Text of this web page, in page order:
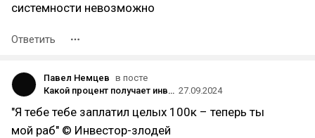
системности невозможно
Ответить
Павел Немцев в посте
Какой процент получает инвестор? 27.09.2024
"Я тебе тебе заплатил целых 100к – теперь ты
мой раб" © Инвестор-злодей